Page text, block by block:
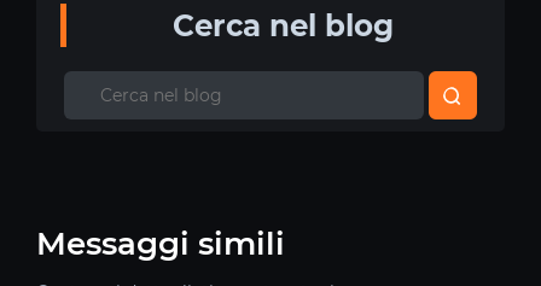
Cerca nel blog
Messaggi simili